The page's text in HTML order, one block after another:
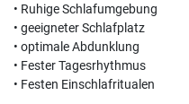
• Ruhige Schlafumgebung
• geeigneter Schlafplatz
• optimale Abdunklung
• Fester Tagesrhythmus
• Festen Einschlafritualen